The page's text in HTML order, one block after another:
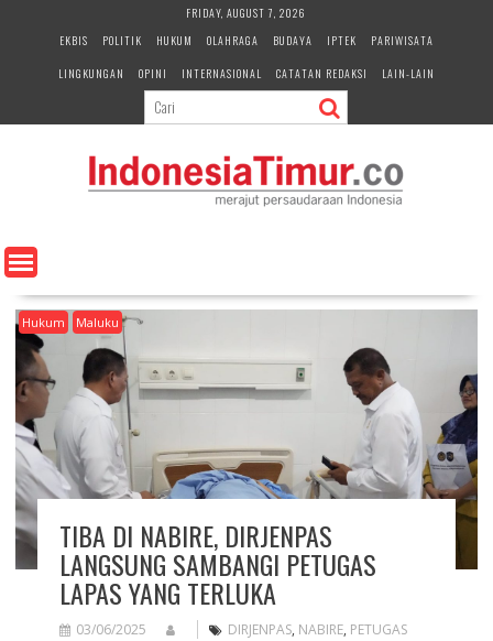
e
n
FRIDAY, AUGUST 7, 2026
EKBIS
POLITIK HUKUM OLAHRAGA BUDAYA IPTEK
PARIWISATA
LINGKUNGAN
OPINI INTERNASIONAL CATATAN REDAKSI LAIN-LAIN
Hukum Maluku
TIBA DI NABIRE, DIRJENPAS
LANGSUNG SAMBANGI PETUGAS
LAPAS YANG TERLUKA
03/06/2025 DIRJENPAS, NABIRE, PETUGAS